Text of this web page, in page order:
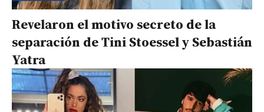
Revelaron el motivo secreto de la
separación de Tini Stoessel y Sebastián
Yatra